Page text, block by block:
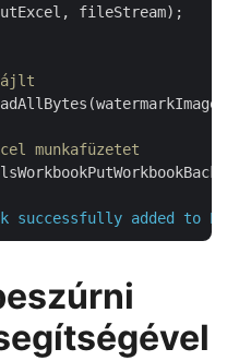
fileStream);
munkafüzetet
successfully added to